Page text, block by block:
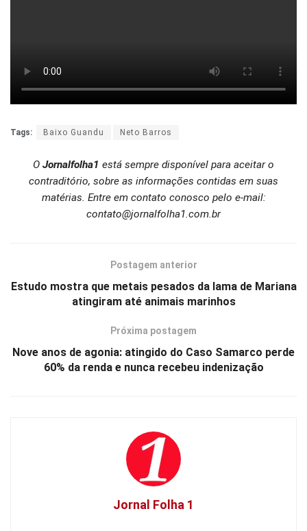
Tags: Baixo Guandu Neto Barros
O Jornalfolha1 está sempre disponível para aceitar o
contraditório, sobre as informações contidas em suas
matérias. Entre em contato conosco pelo e-mail:
contato@jornalfolha1.com.br
Postagem anterior
Estudo mostra que metais pesados da lama de Mariana
atingiram até animais marinhos
Próxima postagem
Nove anos de agonia: atingido do Caso Samarco perde
60% da renda e nunca recebeu indenização
Jornal Folha 1